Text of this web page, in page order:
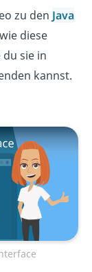
zu den Java
diese
sie in
kannst.